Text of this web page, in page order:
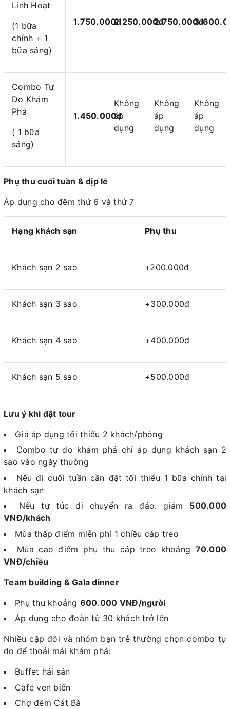
Linh Hoạt
(1 bữa
chính + 1
bữa sáng)
1.750.000đ2.250.000đ2.750.000đ
Combo Tự
Do Khám
Phá
( 1 bữa
sáng)
1.450.000đ
Không
áp
dụng
Không
áp
dụng
Không
áp
dụng
Phụ thu cuối tuần & dịp lễ
Áp dụng cho đêm thứ 6 và thứ 7
Hạng khách sạn Phụ thu
Khách sạn 2 sao +200.000đ
Khách sạn 3 sao +300.000đ
Khách sạn 4 sao +400.000đ
Khách sạn 5 sao +500.000đ
Lưu ý khi đặt tour
Giá áp dụng tối thiểu 2 khách/phòng
Combo tự do khám phá chỉ áp dụng khách sạn 2
sao vào ngày thường
Nếu đi cuối tuần cần đặt tối thiểu 1 bữa chính tại
khách sạn
Nếu tự túc di chuyển ra đảo: giảm 500.000
VNĐ/khách
Mùa thấp điểm miễn phí 1 chiều cáp treo
Mùa cao điểm phụ thu cáp treo khoảng 70.000
VNĐ/chiều
Team building & Gala dinner
Phụ thu khoảng 600.000 VNĐ/người
Áp dụng cho đoàn từ 30 khách trở lên
Nhiều cặp đôi và nhóm bạn trẻ thường chọn combo tự
do để thoải mái khám phá:
Buffet hải sản
Café ven biển
Chợ đêm Cát Bà